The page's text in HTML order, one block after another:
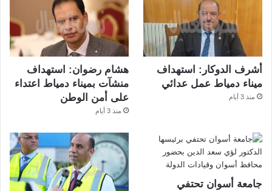
أشرف الدوكار: استهداف
ميناء دمياط عمل عدائي
منذ 3 أيام
هشام رضوان: استهداف
منشآت بميناء دمياط اعتداء
على أمن الوطن
منذ 3 أيام
جامعة أسوان تحتفي